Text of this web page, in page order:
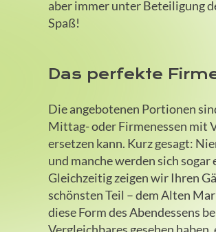
aber immer unter Beteiligung
Spaß!
Das perfekte
Die angebotenen Portionen
Mittag- oder Firmenessen mit
ersetzen kann. Kurz gesagt:
und manche werden sich
Gleichzeitig zeigen wir Ihren
schönsten Teil – dem Alten
diese Form des Abendessens